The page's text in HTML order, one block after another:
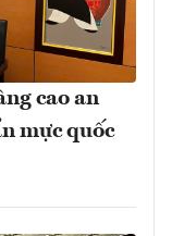
cao an
mực quốc